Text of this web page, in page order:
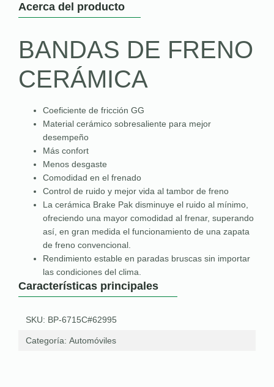
Acerca del producto
BANDAS DE FRENO
CERÁMICA
Coeficiente de fricción GG
Material cerámico sobresaliente para mejor
desempeño
Más confort
Menos desgaste
Comodidad en el frenado
Control de ruido y mejor vida al tambor de freno
La cerámica Brake Pak disminuye el ruido al mínimo,
ofreciendo una mayor comodidad al frenar, superando
así, en gran medida el funcionamiento de una zapata
de freno convencional.
Rendimiento estable en paradas bruscas sin importar
las condiciones del clima.
Características principales
SKU: BP-6715C#62995
Categoría: Automóviles